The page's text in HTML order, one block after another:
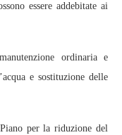
essere addebitate ai
ordinaria e
e sostituzione delle
per la riduzione del